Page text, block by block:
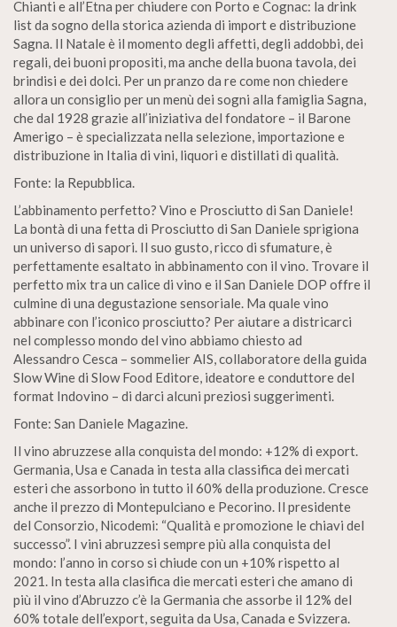
Chianti e all’Etna per chiudere con Porto e Cognac: la drink
list da sogno della storica azienda di import e distribuzione
Sagna. Il Natale è il momento degli affetti, degli addobbi, dei
regali, dei buoni propositi, ma anche della buona tavola, dei
brindisi e dei dolci. Per un pranzo da re come non chiedere
allora un consiglio per un menù dei sogni alla famiglia Sagna,
che dal 1928 grazie all’iniziativa del fondatore – il Barone
Amerigo – è specializzata nella selezione, importazione e
distribuzione in Italia di vini, liquori e distillati di qualità.
Fonte: la Repubblica.
L’abbinamento perfetto? Vino e Prosciutto di San Daniele!
La bontà di una fetta di Prosciutto di San Daniele sprigiona
un universo di sapori. Il suo gusto, ricco di sfumature, è
perfettamente esaltato in abbinamento con il vino. Trovare il
perfetto mix tra un calice di vino e il San Daniele DOP offre il
culmine di una degustazione sensoriale. Ma quale vino
abbinare con l’iconico prosciutto? Per aiutare a districarci
nel complesso mondo del vino abbiamo chiesto ad
Alessandro Cesca – sommelier AIS, collaboratore della guida
Slow Wine di Slow Food Editore, ideatore e conduttore del
format Indovino – di darci alcuni preziosi suggerimenti.
Fonte: San Daniele Magazine.
Il vino abruzzese alla conquista del mondo: +12% di export.
Germania, Usa e Canada in testa alla classifica dei mercati
esteri che assorbono in tutto il 60% della produzione. Cresce
anche il prezzo di Montepulciano e Pecorino. Il presidente
del Consorzio, Nicodemi: “Qualità e promozione le chiavi del
successo”. I vini abruzzesi sempre più alla conquista del
mondo: l’anno in corso si chiude con un +10% rispetto al
2021. In testa alla clasifica die mercati esteri che amano di
più il vino d’Abruzzo c’è la Germania che assorbe il 12% del
60% totale dell’export, seguita da Usa, Canada e Svizzera.